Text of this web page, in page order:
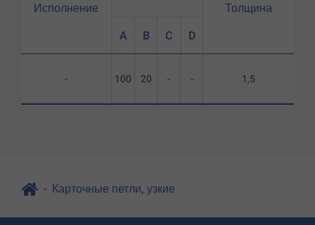
Исполнение
-
A B C D
100 20 - -
Толщина
1,5
Карточные петли, узкие